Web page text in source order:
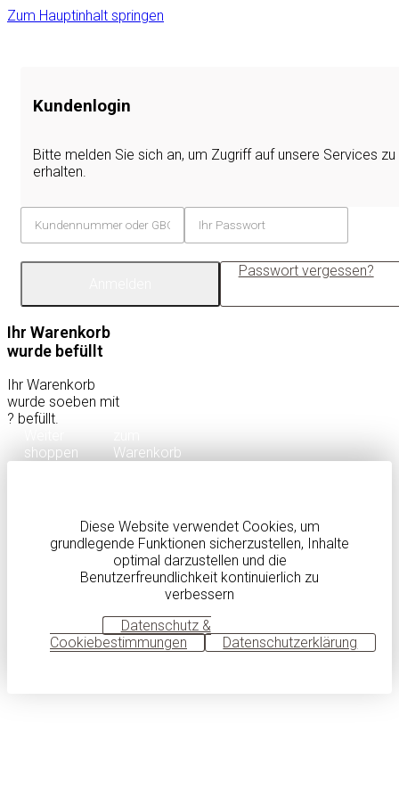
Zum Hauptinhalt springen
Kundenlogin
Bitte melden Sie sich an, um Zugriff auf unsere Services zu
erhalten.
Passwort vergessen?
Ihr Warenkorb
wurde befüllt
Ihr Warenkorb
wurde soeben mit
? befüllt.
shoppen
Warenkorb
Diese Website verwendet Cookies, um
grundlegende Funktionen sicherzustellen, Inhalte
optimal darzustellen und die
Benutzerfreundlichkeit kontinuierlich zu
verbessern
Datenschutz &
Cookiebestimmungen
Datenschutzerklärung